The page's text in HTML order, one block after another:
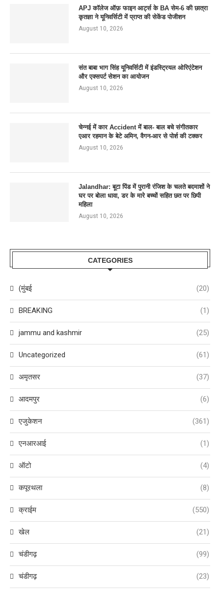
APJ कॉलेज ऑफ़ फाइन आर्ट्स के BA सेम-6 की छात्रा
कृतज्ञा ने यूनिवर्सिटी में प्राप्त की सेकेंड पोजीशन
August 10, 2026
संत बाबा भाग सिंह यूनिवर्सिटी में इंडस्ट्रियल ओरिएंटेशन
और एक्सपर्ट सेशन का आयोजन
August 10, 2026
चेन्नई में कार Accident में बाल- बाल बचे संगीतकार
एआर रहमान के बेटे अमिन, वैगन-आर से पोर्श की टक्कर
August 10, 2026
Jalandhar: बूटा पिंड में पुरानी रंजिश के चलते बदमाशों ने
घर पर बोला धावा, डर के मारे बच्चों सहित छत पर छिपी
महिला
August 10, 2026
CATEGORIES
(मुंबई (20)
BREAKING (1)
jammu and kashmir (25)
Uncategorized (61)
अमृतसर (37)
आदमपुर (6)
एजुकेशन (361)
एनआरआई (1)
ऑटो (4)
कपूरथला (8)
क्राईम (550)
खेल (21)
चंडीगढ़ (99)
चंडीगढ़ (23)